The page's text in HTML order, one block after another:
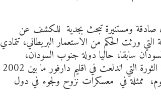
صادقة ومستنيرة تبحث بجدية للكشف عن
ورثت الحكم من الاستعمار البريطاني، تتمادي
سابقا، حاليا دولة جنوب السودان،
وجنوب كردفان ’’ جبال النوبة ‘‘ والنيل الارزق، اقليم الانقسنا، واخيرا الثورة التي اندلعت في اقليم دارفور ما بين 2002
اليوم، ممثلة في معسكرات نزوح ولجوء في دول